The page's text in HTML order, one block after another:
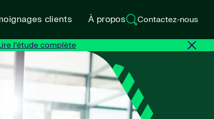
clients À propos Contactez-nous
l’étude complète